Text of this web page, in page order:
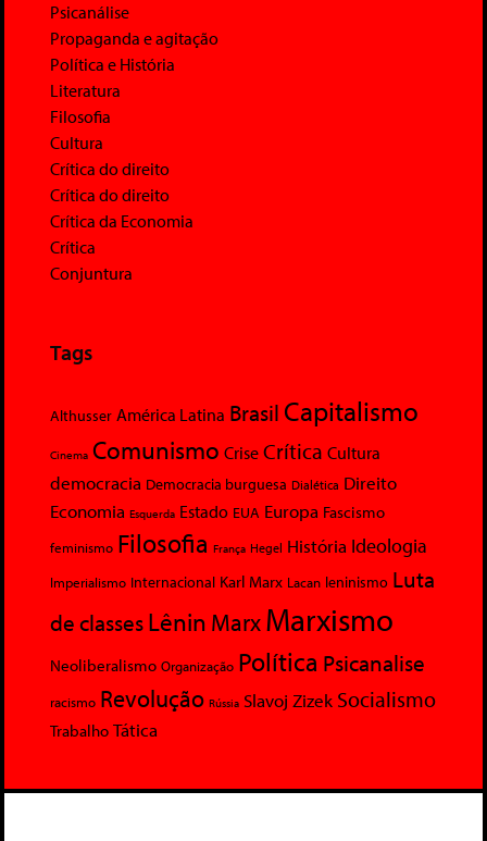
Psicanálise
Propaganda e agitação
Política e História
Literatura
Filosofia
Cultura
Crítica do direito
Crítica do direito
Crítica da Economia
Crítica
Conjuntura
Tags
Althusser América Latina Brasil Capitalismo
Cinema Comunismo Crise Crítica Cultura
democracia Democracia burguesa Dialética Direito
Economia Esquerda Estado EUA Europa Fascismo
feminismo Filosofia França Hegel História Ideologia
Imperialismo Internacional Karl Marx Lacan leninismo Luta
de classesLênin MarxMarxismo
Neoliberalismo Organização Política Psicanalise
racismo Revolução Rússia Slavoj Zizek Socialismo
Trabalho Tática